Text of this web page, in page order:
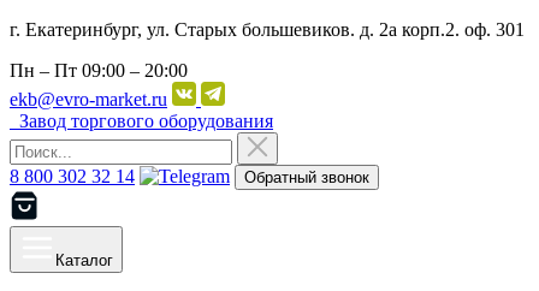
г. Екатеринбург, ул. Старых большевиков. д. 2а корп.2. оф. 301
Пн – Пт 09:00 – 20:00
ekb@evro-market.ru
Завод торгового оборудования
8 800 302 32 14 Обратный звонок
Каталог